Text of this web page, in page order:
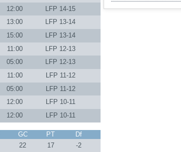
12:00
LFP 14-15
13:00
LFP 13-14
15:00
LFP 13-14
11:00
LFP 12-13
05:00
LFP 12-13
11:00
LFP 11-12
05:00
LFP 11-12
12:00
LFP 10-11
12:00 LFP 10-11
GC PT
Df
22 17
-2